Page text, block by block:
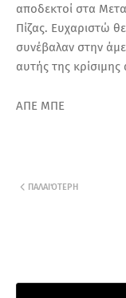
αποδεκτοί στα
Πίζας. Ευχαριστώ
συνέβαλαν στην
αυτής της
ΑΠΕ ΜΠΕ
ΠΑΛΑΙΌΤΕΡΗ